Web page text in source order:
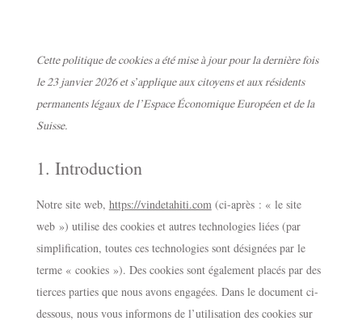
Cette politique de cookies a été mise à jour pour la dernière fois
le 23 janvier 2026 et s’applique aux citoyens et aux résidents
permanents légaux de l’Espace Économique Européen et de la
Suisse.
1. Introduction
Notre site web, https://vindetahiti.com(ci-après : « le site
web ») utilise des cookies et autres technologies liées (par
simplification, toutes ces technologies sont désignées par le
terme « cookies »). Des cookies sont également placés par des
tierces parties que nous avons engagées. Dans le document ci-
dessous, nous vous informons de l’utilisation des cookies sur